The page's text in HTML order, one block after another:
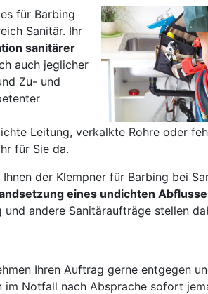
für Barbing
Sanitär. Ihr
sanitärer
auch jeglicher
Zu- und
Leitung, verkalkte Rohre oder
für Sie da.
der Klempner für Barbing bei
eines undichten
andere Sanitäraufträge stellen
Ihren Auftrag gerne entgegen
im Notfall nach Absprache sofort